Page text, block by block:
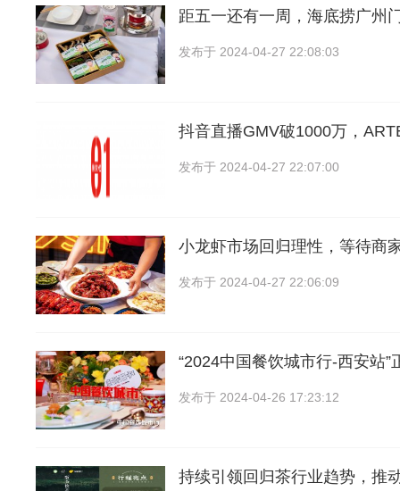
距五一还有一周，海底捞广州
发布于 2024-04-27 22:08:03
抖音直播GMV破1000万，
发布于 2024-04-27 22:07:00
小龙虾市场回归理性，等待商
发布于 2024-04-27 22:06:09
“2024中国餐饮城市行-西安站”
发布于 2024-04-26 17:23:12
持续引领回归茶行业趋势，推